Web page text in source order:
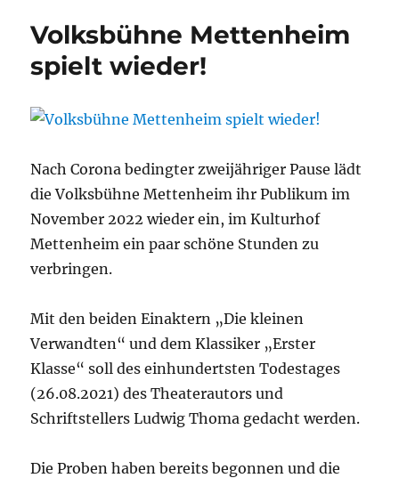
Volksbühne Mettenheim
spielt wieder!
Nach Corona bedingter zweijähriger Pause lädt
die Volksbühne Mettenheim ihr Publikum im
November 2022 wieder ein, im Kulturhof
Mettenheim ein paar schöne Stunden zu
verbringen.
Mit den beiden Einaktern „Die kleinen
Verwandten“ und dem Klassiker „Erster
Klasse“ soll des einhundertsten Todestages
(26.08.2021) des Theaterautors und
Schriftstellers Ludwig Thoma gedacht werden.
Die Proben haben bereits begonnen und die